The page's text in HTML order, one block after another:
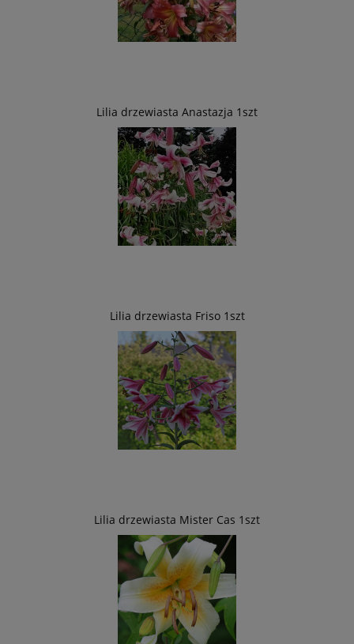
Lilia drzewiasta Anastazja 1szt
Lilia drzewiasta Friso 1szt
Lilia drzewiasta Mister Cas 1szt